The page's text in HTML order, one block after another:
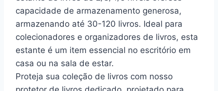
capacidade de armazenamento generosa,
armazenando até 30-120 livros. Ideal para
colecionadores e organizadores de livros, esta
estante é um item essencial no escritório em
casa ou na sala de estar.
Proteja sua coleção de livros com nosso